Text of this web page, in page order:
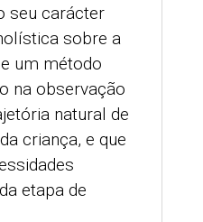
seu carácter
sobre a
um método
na observação
natural de
criança, e que
etapa de